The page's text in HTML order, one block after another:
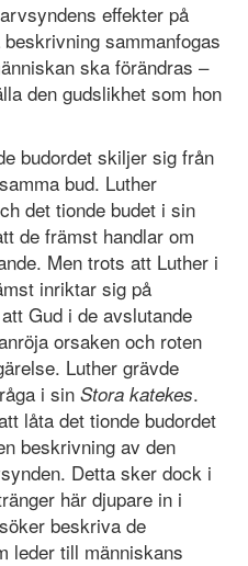
effekter på
sammanfogas
ska förändras –
den gudslikhet som hon
budordet skiljer sig från
bud. Luther
det tionde budet i sin
de främst handlar om
Men trots att Luther i
inriktar sig på
Gud i de avslutande
orsaken och roten
Luther grävde
i sin Stora katekes.
låta det tionde budordet
beskrivning av den
Detta sker dock i
här djupare in i
beskriva de
leder till människans